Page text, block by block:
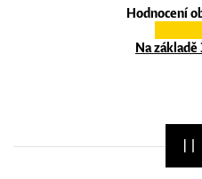
Hodnocení
Na základě